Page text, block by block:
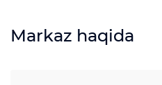
Markaz haqida